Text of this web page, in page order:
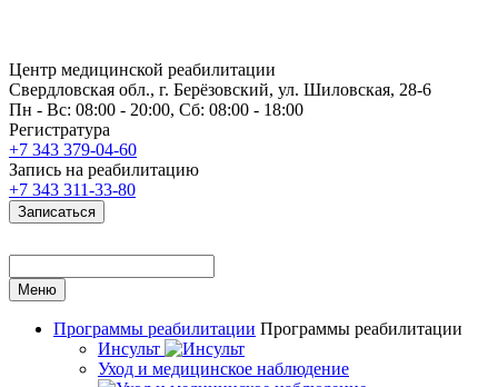
Центр медицинской реабилитации
Свердловская обл., г. Берёзовский, ул. Шиловская, 28-6
Пн - Вс: 08:00 - 20:00, Сб: 08:00 - 18:00
Регистратура
+7 343 379-04-60
Запись на реабилитацию
+7 343 311-33-80
Записаться
Меню
Программы реабилитации Программы реабилитации
Инсульт
Уход и медицинское наблюдение